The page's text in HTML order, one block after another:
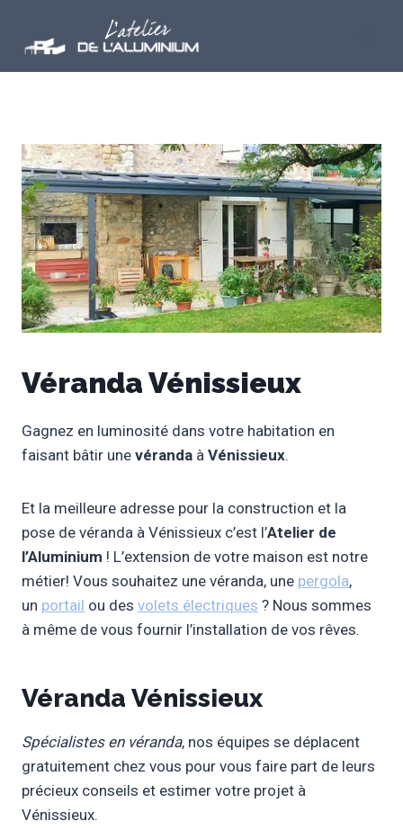
contenu
Véranda Vénissieux
Gagnez en luminosité dans votre habitation en
faisant bâtir une véranda à Vénissieux.
Et la meilleure adresse pour la construction et la
pose de véranda à Vénissieux c’est l’Atelier de
l’Aluminium ! L’extension de votre maison est notre
métier! Vous souhaitez une véranda, une pergola,
un portail ou des volets électriques ? Nous sommes
à même de vous fournir l’installation de vos rêves.
Véranda Vénissieux
Spécialistes en véranda, nos équipes se déplacent
gratuitement chez vous pour vous faire part de leurs
précieux conseils et estimer votre projet à
Vénissieux.